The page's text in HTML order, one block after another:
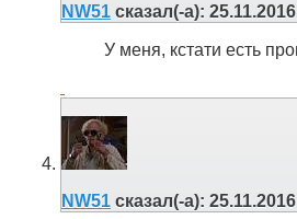
NW51 сказал(-а): 25.11.2016
У меня, кстати есть
NW51 сказал(-а): 25.11.2016